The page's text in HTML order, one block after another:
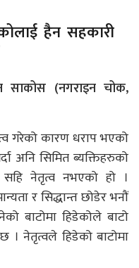
हैन सहकारी
साकोस (नगराइन चोक,
गरेको कारण धराप भएको
अनि सिमित ब्यक्तिहरुको
सहि नेतृत्व नभएको हो ।
र सिद्धान्त छोडेर भनौं
बाटोमा हिडेकोले बाटो
। नेतृत्वले हिडेको बाटोमा